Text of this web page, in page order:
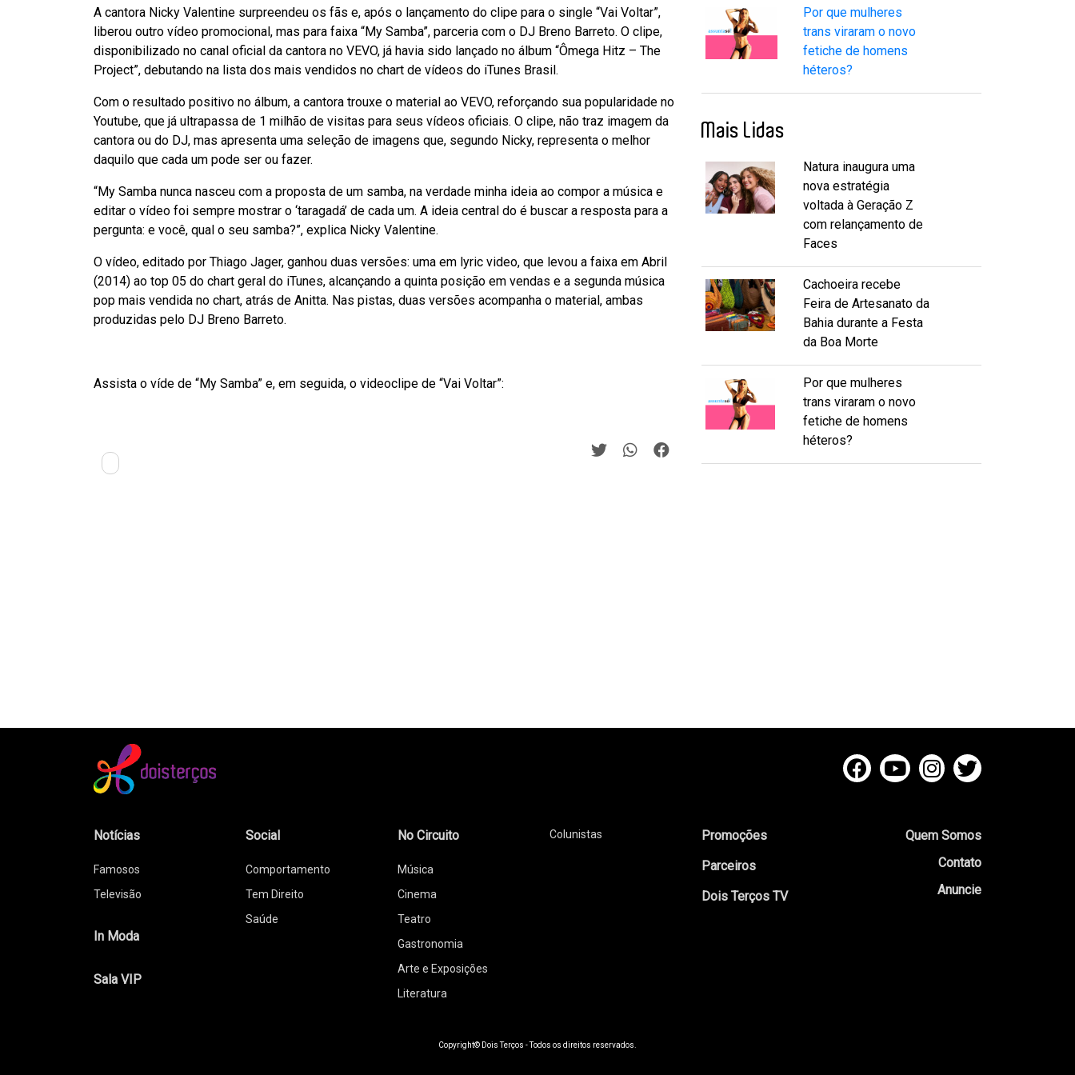
A cantora Nicky Valentine surpreendeu os fãs e, após o lançamento do clipe para o single “Vai Voltar”,
liberou outro vídeo promocional, mas para faixa “My Samba”, parceria com o DJ Breno Barreto. O clipe,
disponibilizado no canal oficial da cantora no VEVO, já havia sido lançado no álbum “Ômega Hitz – The
Project”, debutando na lista dos mais vendidos no chart de vídeos do iTunes Brasil.
Com o resultado positivo no álbum, a cantora trouxe o material ao VEVO, reforçando sua popularidade no
Youtube, que já ultrapassa de 1 milhão de visitas para seus vídeos oficiais. O clipe, não traz imagem da
cantora ou do DJ, mas apresenta uma seleção de imagens que, segundo Nicky, representa o melhor
daquilo que cada um pode ser ou fazer.
“My Samba nunca nasceu com a proposta de um samba, na verdade minha ideia ao compor a música e
editar o vídeo foi sempre mostrar o ‘taragadá’ de cada um. A ideia central do é buscar a resposta para a
pergunta: e você, qual o seu samba?”, explica Nicky Valentine.
O vídeo, editado por Thiago Jager, ganhou duas versões: uma em lyric video, que levou a faixa em Abril
(2014) ao top 05 do chart geral do iTunes, alcançando a quinta posição em vendas e a segunda música
pop mais vendida no chart, atrás de Anitta. Nas pistas, duas versões acompanha o material, ambas
produzidas pelo DJ Breno Barreto.
Assista o víde de “My Samba” e, em seguida, o videoclipe de “Vai Voltar”:
Por que mulheres
trans viraram o novo
fetiche de homens
héteros?
Mais Lidas
Natura inaugura uma
nova estratégia
voltada à Geração Z
com relançamento de
Faces
Cachoeira recebe
Feira de Artesanato da
Bahia durante a Festa
da Boa Morte
Por que mulheres
trans viraram o novo
fetiche de homens
héteros?
Notícias
Famosos
Televisão
In Moda
Sala VIP
Social
Comportamento
Tem Direito
Saúde
No Circuito
Música
Cinema
Teatro
Gastronomia
Arte e Exposições
Literatura
Colunistas
Promoções
Parceiros
Dois Terços TV
Quem Somos
Contato
Anuncie
Copyright© Dois Terços - Todos os direitos reservados.